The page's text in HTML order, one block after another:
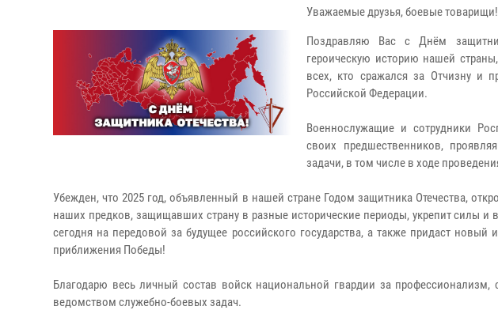
Уважаемые друзья, боевые
Поздравляю Вас с Днём
героическую историю нашей
всех, кто сражался за Отчизну и
Российской Федерации.
Военнослужащие и сотрудники
своих предшественников,
задачи, в том числе в ходе
Убежден, что 2025 год, объявленный в нашей стране Годом защитника Отечества,
наших предков, защищавших страну в разные исторические периоды, укрепит силы
сегодня на передовой за будущее российского государства, а также придаст
приближения Победы!
Благодарю весь личный состав войск национальной гвардии за
ведомством служебно-боевых задач.